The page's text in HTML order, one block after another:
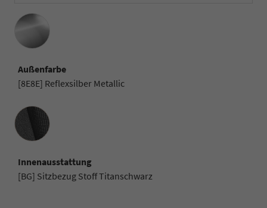
Außenfarbe
[8E8E] Reflexsilber Metallic
Innenausstattung
Innenausstattung
[BG] Sitzbezug Stoff Titanschwarz